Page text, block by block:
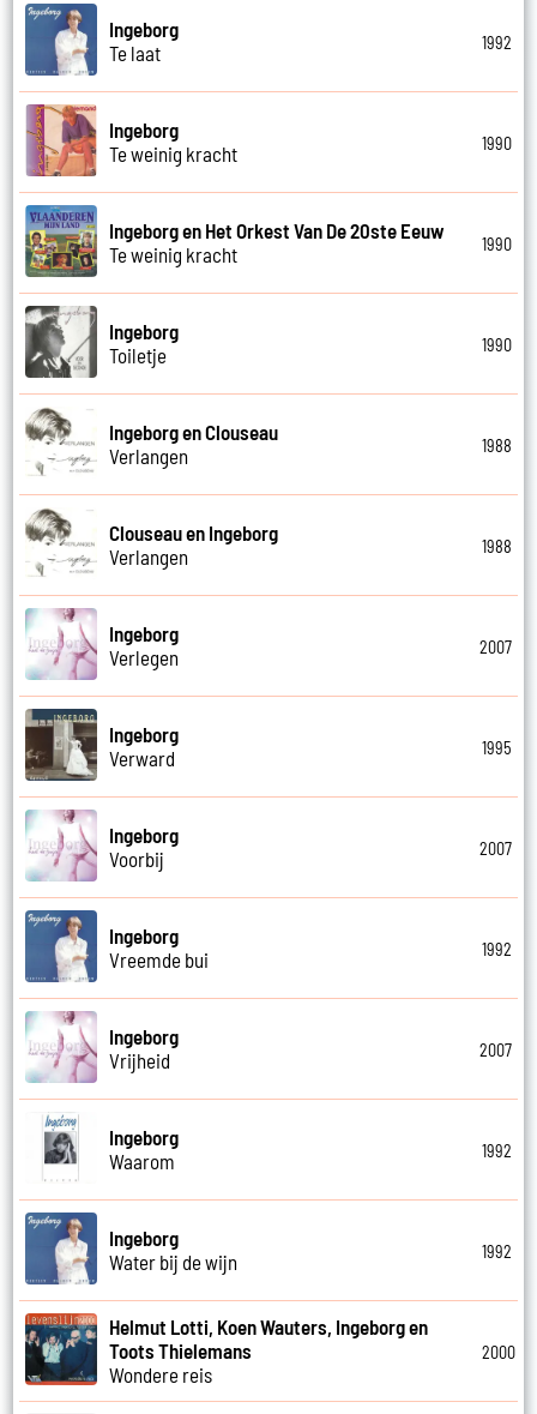
Ingeborg
Te laat
1992
Ingeborg
Te weinig kracht
1990
Ingeborg en Het Orkest Van De 20ste Eeuw
Te weinig kracht
1990
Ingeborg
Toiletje
1990
Ingeborg en Clouseau
Verlangen
1988
Clouseau en Ingeborg
Verlangen
1988
Ingeborg
Verlegen
2007
Ingeborg
Verward
1995
Ingeborg
Voorbij
2007
Ingeborg
Vreemde bui
1992
Ingeborg
Vrijheid
2007
Ingeborg
Waarom
1992
Ingeborg
Water bij de wijn
1992
Helmut Lotti, Koen Wauters, Ingeborg en
Toots Thielemans
Wondere reis
2000